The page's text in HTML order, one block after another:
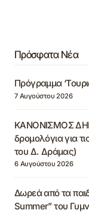
Πρόσφατα Νέα
Πρόγραμμα
7 Αυγούστου 2026
ΚΑΝΟΝΙΣΜΟΣ
δρομολόγια για
του Δ. Δράμας)
6 Αυγούστου 2026
Δωρεά από τα
Summer” του